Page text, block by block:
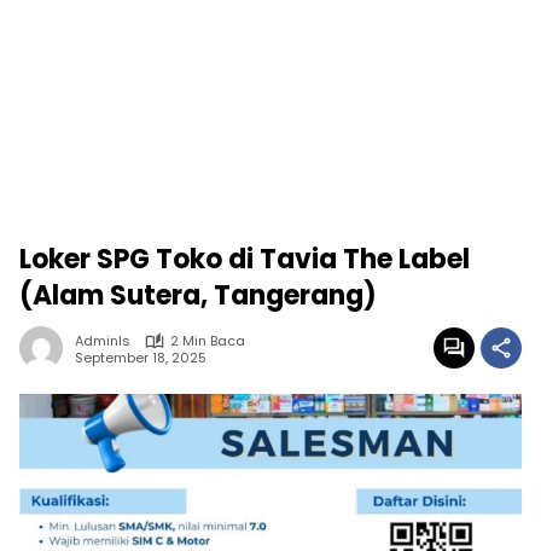
Loker SPG Toko di Tavia The Label
(Alam Sutera, Tangerang)
Adminls
2 Min Baca
September 18, 2025